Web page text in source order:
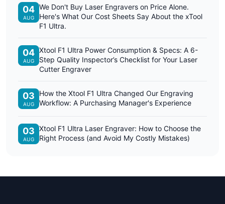
04
AUG
We Don't Buy Laser Engravers on Price Alone.
Here's What Our Cost Sheets Say About the xTool
F1 Ultra.
04
AUG
Xtool F1 Ultra Power Consumption & Specs: A 6-
Step Quality Inspector’s Checklist for Your Laser
Cutter Engraver
03
AUG
How the Xtool F1 Ultra Changed Our Engraving
Workflow: A Purchasing Manager's Experience
03
AUG
Xtool F1 Ultra Laser Engraver: How to Choose the
Right Process (and Avoid My Costly Mistakes)